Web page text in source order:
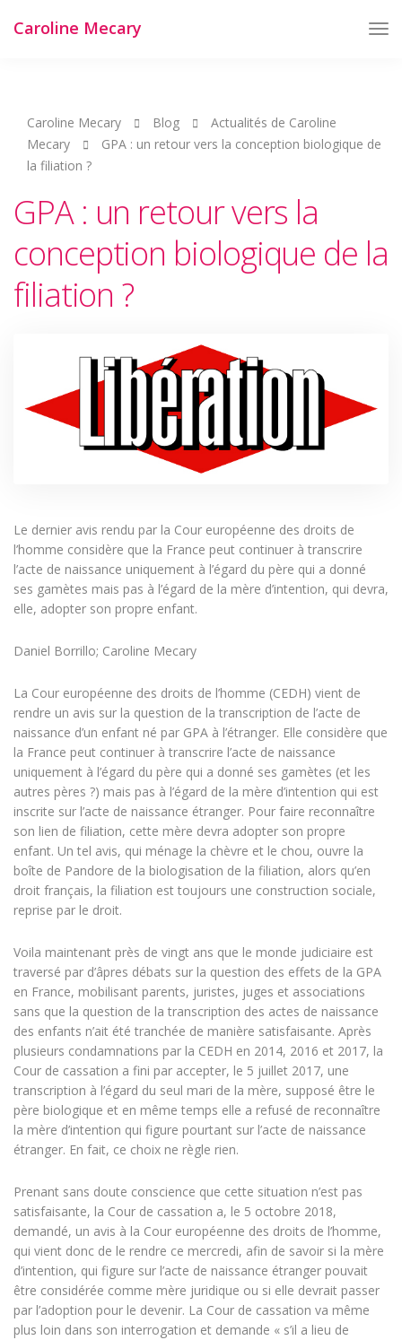
Caroline Mecary
Caroline Mecary Blog
Actualités de Caroline
Mecary
GPA : un retour vers la conception biologique de
la filiation ?
GPA : un retour vers la
conception biologique de la
filiation ?
Le dernier avis rendu par la Cour européenne des droits de
l’homme considère que la France peut continuer à transcrire
l’acte de naissance uniquement à l’égard du père qui a donné
ses gamètes mais pas à l’égard de la mère d’intention, qui devra,
elle, adopter son propre enfant.
Daniel Borrillo; Caroline Mecary
La Cour européenne des droits de l’homme (CEDH) vient de
rendre un avis sur la question de la transcription de l’acte de
naissance d’un enfant né par GPA à l’étranger. Elle considère que
la France peut continuer à transcrire l’acte de naissance
uniquement à l’égard du père qui a donné ses gamètes (et les
autres pères ?) mais pas à l’égard de la mère d’intention qui est
inscrite sur l’acte de naissance étranger. Pour faire reconnaître
son lien de filiation, cette mère devra adopter son propre
enfant. Un tel avis, qui ménage la chèvre et le chou, ouvre la
boîte de Pandore de la biologisation de la filiation, alors qu’en
droit français, la filiation est toujours une construction sociale,
reprise par le droit.
Voila maintenant près de vingt ans que le monde judiciaire est
traversé par d’âpres débats sur la question des effets de la GPA
en France, mobilisant parents, juristes, juges et associations
sans que la question de la transcription des actes de naissance
des enfants n’ait été tranchée de manière satisfaisante. Après
plusieurs condamnations par la CEDH en 2014, 2016 et 2017, la
Cour de cassation a fini par accepter, le 5 juillet 2017, une
transcription à l’égard du seul mari de la mère, supposé être le
père biologique et en même temps elle a refusé de reconnaître
la mère d’intention qui figure pourtant sur l’acte de naissance
étranger. En fait, ce choix ne règle rien.
Prenant sans doute conscience que cette situation n’est pas
satisfaisante, la Cour de cassation a, le 5 octobre 2018,
demandé, un avis à la Cour européenne des droits de l’homme,
qui vient donc de le rendre ce mercredi, afin de savoir si la mère
d’intention, qui figure sur l’acte de naissance étranger pouvait
être considérée comme mère juridique ou si elle devrait passer
par l’adoption pour le devenir. La Cour de cassation va même
plus loin dans son interrogation et demande « s’il a lieu de